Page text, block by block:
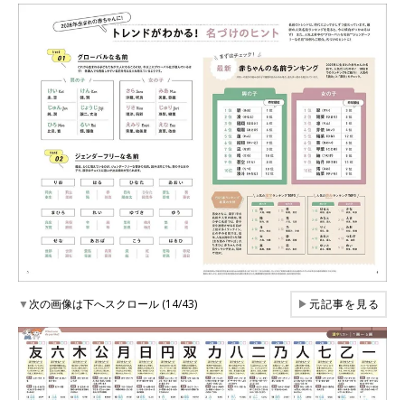
▼次の画像は下へスクロール (14/43) ▶元記事を見る